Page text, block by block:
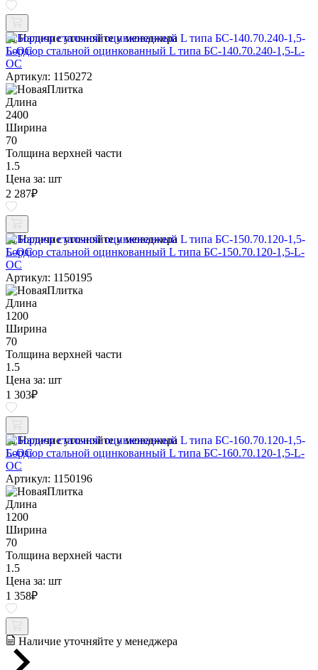
Наличие уточняйте у менеджера
Бордюр стальной оцинкованный L типа БС-140.70.240-1,5-L-
ОС
Артикул: 1150272
Длина
2400
Ширина
70
Толщина верхней части
1.5
Цена за: шт
2 287₽
Наличие уточняйте у менеджера
Бордюр стальной оцинкованный L типа БС-150.70.120-1,5-L-
ОС
Артикул: 1150195
Длина
1200
Ширина
70
Толщина верхней части
1.5
Цена за: шт
1 303₽
Наличие уточняйте у менеджера
Бордюр стальной оцинкованный L типа БС-160.70.120-1,5-L-
ОС
Артикул: 1150196
Длина
1200
Ширина
70
Толщина верхней части
1.5
Цена за: шт
1 358₽
Наличие уточняйте у менеджера